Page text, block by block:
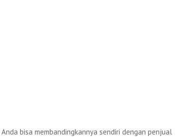
bisa membandingkannya sendiri dengan penjual